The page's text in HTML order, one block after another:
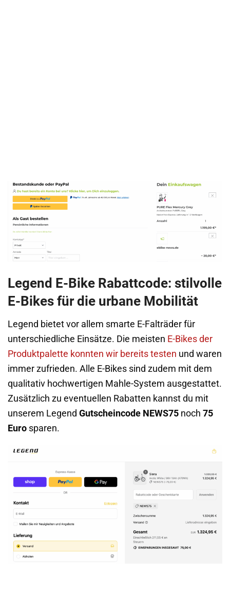
Legend E-Bike Rabattcode: stilvolle
E-Bikes für die urbane Mobilität
Legend bietet vor allem smarte E-Falträder für
unterschiedliche Einsätze. Die meisten E-Bikes der
Produktpalette konnten wir bereits testen und waren
immer zufrieden. Alle E-Bikes sind zudem mit dem
qualitativ hochwertigen Mahle-System ausgestattet.
Zusätzlich zu eventuellen Rabatten kannst du mit
unserem Legend Gutscheincode NEWS75 noch 75
Euro sparen.